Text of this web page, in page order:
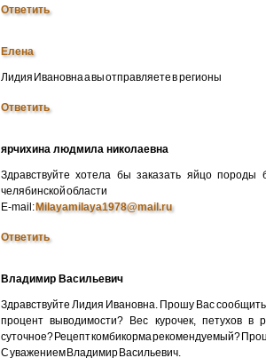
Ответить
Елена
Лидия Ивановна а вы отправляете в регионы
Ответить
ярчихина людмила николаевна
Здравствуйте хотела бы заказать яйцо
челябинской области
E-mail:Milayamilaya1978@mail.ru
Ответить
Владимир Васильевич
Здравствуйте Лидия Ивановна. Прошу Вас
процент выводимости? Вес курочек, петухов в
суточное? Рецепт комбикорма рекомендуемый?
С уважением Владимир Васильевич.